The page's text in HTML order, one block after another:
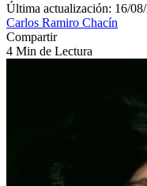
Última actualización: 16/
Carlos Ramiro Chacín
Compartir
4 Min de Lectura